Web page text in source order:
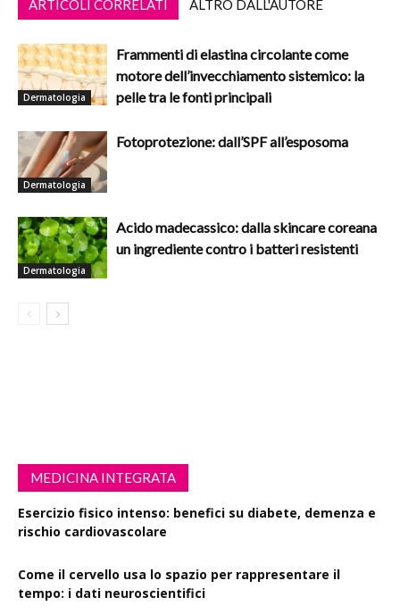
ARTICOLI CORRELATI ALTRO DALL'AUTORE
Dermatologia
Frammenti di elastina circolante come
motore dell’invecchiamento sistemico: la
pelle tra le fonti principali
Dermatologia
Fotoprotezione: dall’SPF all’esposoma
Dermatologia
Acido madecassico: dalla skincare coreana
un ingrediente contro i batteri resistenti
MEDICINA INTEGRATA
Esercizio fisico intenso: benefici su diabete, demenza e
rischio cardiovascolare
Come il cervello usa lo spazio per rappresentare il
tempo: i dati neuroscientifici